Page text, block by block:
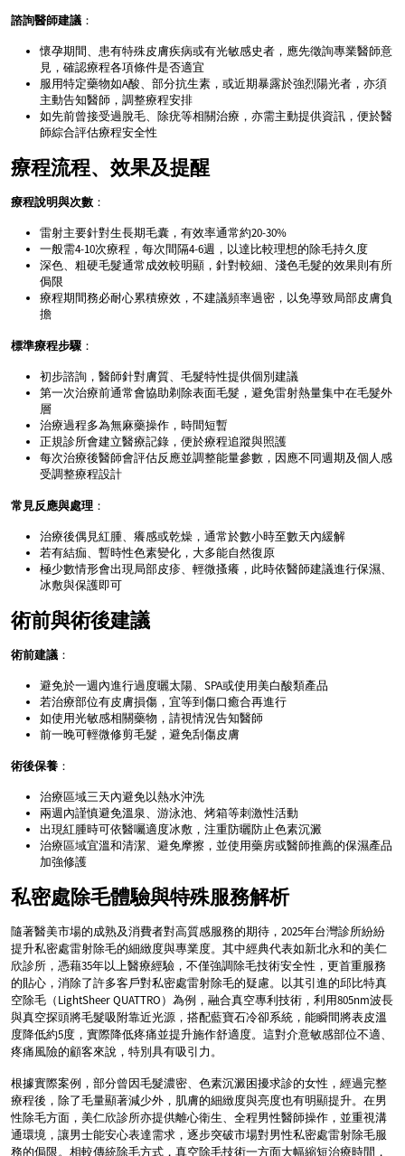
諮詢醫師建議 ：
懷孕期間、患有特殊皮膚疾病或有光敏感史者，應先徵詢專業醫師意
見，確認療程各項條件是否適宜
服用特定藥物如A酸、部分抗生素，或近期暴露於強烈陽光者，亦須
主動告知醫師，調整療程安排
如先前曾接受過脫毛、除疣等相關治療，亦需主動提供資訊，便於醫
師綜合評估療程安全性
療程流程、效果及提醒
療程說明與次數 ：
雷射主要針對生長期毛囊，有效率通常約20-30%
一般需4-10次療程，每次間隔4-6週，以達比較理想的除毛持久度
深色、粗硬毛髮通常成效較明顯，針對較細、淺色毛髮的效果則有所
侷限
療程期間務必耐心累積療效，不建議頻率過密，以免導致局部皮膚負
擔
標準療程步驟 ：
初步諮詢，醫師針對膚質、毛髮特性提供個別建議
第一次治療前通常會協助剃除表面毛髮，避免雷射熱量集中在毛髮外
層
治療過程多為無麻藥操作，時間短暫
正規診所會建立醫療記錄，便於療程追蹤與照護
每次治療後醫師會評估反應並調整能量參數，因應不同週期及個人感
受調整療程設計
常見反應與處理 ：
治療後偶見紅腫、癢感或乾燥，通常於數小時至數天內緩解
若有結痂、暫時性色素變化，大多能自然復原
極少數情形會出現局部皮疹、輕微搔癢，此時依醫師建議進行保濕、
冰敷與保護即可
術前與術後建議
術前建議 ：
避免於一週內進行過度曬太陽、SPA或使用美白酸類產品
若治療部位有皮膚損傷，宜等到傷口癒合再進行
如使用光敏感相關藥物，請視情況告知醫師
前一晚可輕微修剪毛髮，避免刮傷皮膚
術後保養 ：
治療區域三天內避免以熱水沖洗
兩週內謹慎避免溫泉、游泳池、烤箱等刺激性活動
出現紅腫時可依醫囑適度冰敷，注重防曬防止色素沉澱
治療區域宜溫和清潔、避免摩擦，並使用藥房或醫師推薦的保濕產品
加強修護
私密處除毛體驗與特殊服務解析
隨著醫美市場的成熟及消費者對高質感服務的期待，2025年台灣診所紛紛
提升私密處雷射除毛的細緻度與專業度。其中經典代表如新北永和的美仁
欣診所，憑藉35年以上醫療經驗，不僅強調除毛技術安全性，更首重服務
的貼心，消除了許多客戶對私密處雷射除毛的疑慮。以其引進的邱比特真
空除毛（LightSheer QUATTRO）為例，融合真空專利技術，利用805nm波長
與真空探頭將毛髮吸附靠近光源，搭配藍寶石冷卻系統，能瞬間將表皮溫
度降低約5度，實際降低疼痛並提升施作舒適度。這對介意敏感部位不適、
疼痛風險的顧客來說，特別具有吸引力。
根據實際案例，部分曾因毛髮濃密、色素沉澱困擾求診的女性，經過完整
療程後，除了毛量顯著減少外，肌膚的細緻度與亮度也有明顯提升。在男
性除毛方面，美仁欣診所亦提供離心衛生、全程男性醫師操作，並重視溝
通環境，讓男士能安心表達需求，逐步突破市場對男性私密處雷射除毛服
務的侷限。相較傳統除毛方式，真空除毛技術一方面大幅縮短治療時間，